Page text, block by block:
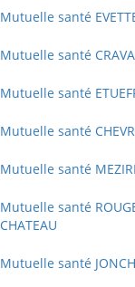
Mutuelle santé
Mutuelle santé
Mutuelle santé
Mutuelle santé
Mutuelle santé
Mutuelle santé
CHATEAU
Mutuelle santé